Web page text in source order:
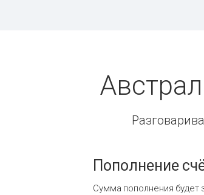
Пополнение
Сумма пополнения будет